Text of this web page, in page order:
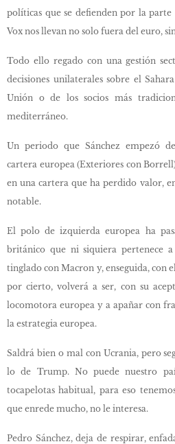
políticas que se defienden por la
Vox nos llevan no solo fuera del euro,
Todo ello regado con una gestión
decisiones unilaterales sobre el
Unión o de los socios más
mediterráneo.
Un periodo que Sánchez empezó
cartera europea (Exteriores con
en una cartera que ha perdido valor,
notable.
El polo de izquierda europea ha
británico que ni siquiera pertenece
tinglado con Macron y, enseguida, con
por cierto, volverá a ser, con su
locomotora europea y a apañar con
la estrategia europea.
Saldrá bien o mal con Ucrania, pero
lo de Trump. No puede nuestro
tocapelotas habitual, para eso
que enrede mucho, no le interesa.
Pedro Sánchez, deja de respirar,